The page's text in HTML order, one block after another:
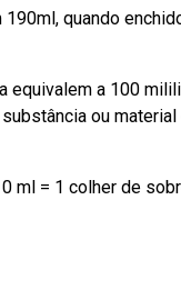
quando
equivalem a 100
ou
ml = 1 colher de